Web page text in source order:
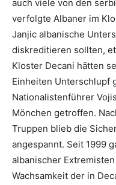
auch viele von den
verfolgte Albaner im
Janjic albanische
diskreditieren sollten,
Kloster Decani hätten
Einheiten Unterschlupf
Nationalistenführer
Mönchen getroffen.
Truppen blieb die
angespannt. Seit 1999
albanischer
Wachsamkeit der in